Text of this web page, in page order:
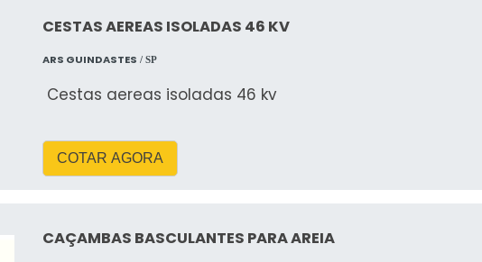
CESTAS AEREAS ISOLADAS 46 KV
ARS GUINDASTES / SP
Cestas aereas isoladas 46 kv
COTAR AGORA
CAÇAMBAS BASCULANTES PARA AREIA